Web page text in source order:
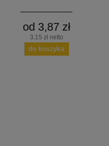
od 3,87 zł
3,15 zł netto
do koszyka